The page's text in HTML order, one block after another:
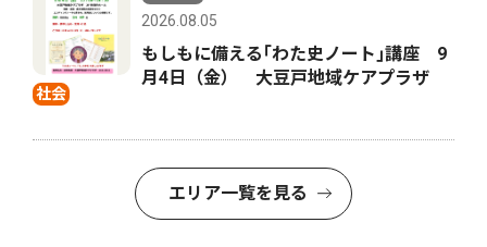
社会
2026.08.05
もしもに備える｢わた史ノート｣講座 9
月4日（金） 大豆戸地域ケアプラザ
エリア一覧を見る